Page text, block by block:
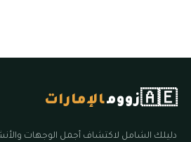
🇦🇪زوومالإمارات
دليلك الشامل لاكتشاف أجمل الوجهات